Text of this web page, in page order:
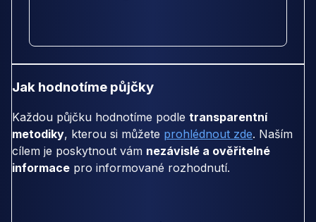
Jak hodnotíme půjčky
Každou půjčku hodnotíme podle transparentní
metodiky, kterou si můžete prohlédnout zde. Naším
cílem je poskytnout vám nezávislé a ověřitelné
informace pro informované rozhodnutí.